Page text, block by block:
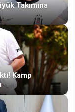
Takımına
Kamp